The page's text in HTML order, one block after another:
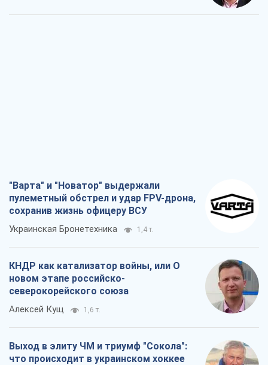
"Варта" и "Новатор" выдержали
пулеметный обстрел и удар FPV-дрона,
сохранив жизнь офицеру ВСУ
Украинская Бронетехника 1,4 т.
КНДР как катализатор войны, или О
новом этапе российско-
северокорейского союза
Алексей Кущ 1,6 т.
Выход в элиту ЧМ и триумф "Сокола":
что происходит в украинском хоккее